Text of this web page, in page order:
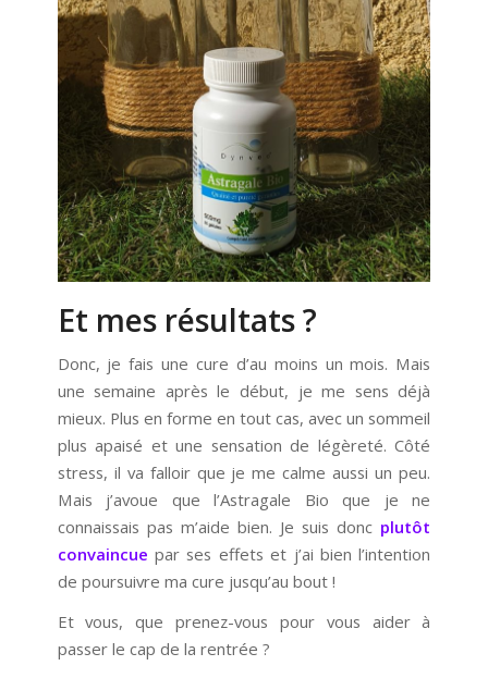
Et mes résultats ?
Donc, je fais une cure d’au moins un mois. Mais
une semaine après le début, je me sens déjà
mieux. Plus en forme en tout cas, avec un sommeil
plus apaisé et une sensation de légèreté. Côté
stress, il va falloir que je me calme aussi un peu.
Mais j’avoue que l’Astragale Bio que je ne
connaissais pas m’aide bien. Je suis donc plutôt
convaincue par ses effets et j’ai bien l’intention
de poursuivre ma cure jusqu’au bout !
Et vous, que prenez-vous pour vous aider à
passer le cap de la rentrée ?